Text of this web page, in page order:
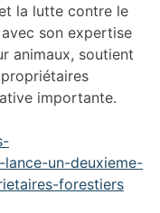
la lutte contre le
son expertise
animaux, soutient
importante.
un-deuxieme-
forestiers